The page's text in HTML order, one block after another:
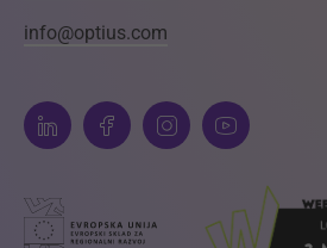
info@optius.com